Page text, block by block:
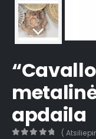
apdaila
(